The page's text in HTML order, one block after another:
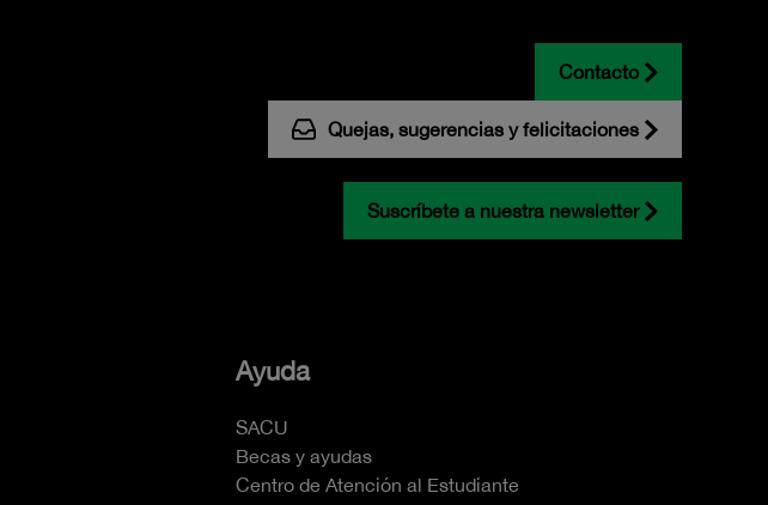
Contacto
Quejas, sugerencias y felicitaciones
Suscríbete a nuestra newsletter
Ayuda
SACU
Becas y ayudas
Centro de Atención al Estudiante